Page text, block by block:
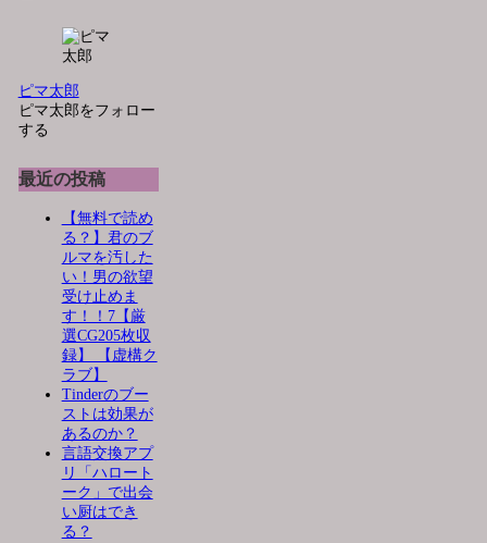
ピマ太郎
ピマ太郎をフォロー
する
最近の投稿
【無料で読め
る？】君のブ
ルマを汚した
い！男の欲望
受け止めま
す！！7【厳
選CG205枚収
録】 【虚構ク
ラブ】
Tinderのブー
ストは効果が
あるのか？
言語交換アプ
リ「ハロート
ーク」で出会
い厨はでき
る？